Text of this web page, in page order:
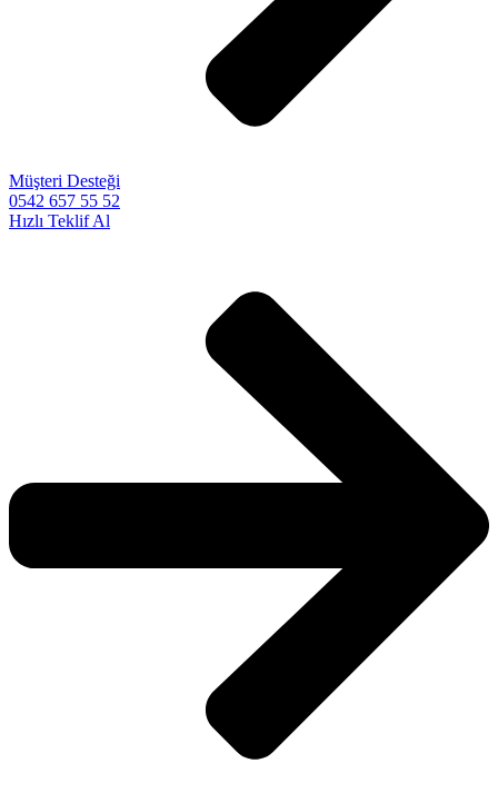
Müşteri Desteği
0542 657 55 52
Hızlı Teklif Al